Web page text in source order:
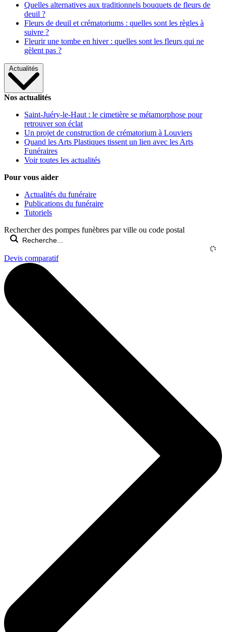
Quelles alternatives aux traditionnels bouquets de fleurs de
deuil ?
Fleurs de deuil et crématoriums : quelles sont les règles à
suivre ?
Fleurir une tombe en hiver : quelles sont les fleurs qui ne
gèlent pas ?
Actualités
Nos actualités
Saint-Juéry-le-Haut : le cimetière se métamorphose pour
retrouver son éclat
Un projet de construction de crématorium à Louviers
Quand les Arts Plastiques tissent un lien avec les Arts
Funéraires
Voir toutes les actualités
Pour vous aider
Actualités du funéraire
Publications du funéraire
Tutoriels
Rechercher des pompes funèbres par ville ou code postal
Devis comparatif